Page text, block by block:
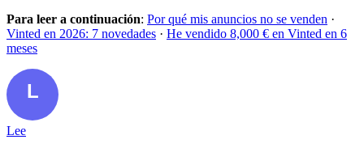
Para leer a continuación: Por qué mis anuncios no se venden ·
Vinted en 2026: 7 novedades · He vendido 8,000 € en Vinted en 6
meses
Lee